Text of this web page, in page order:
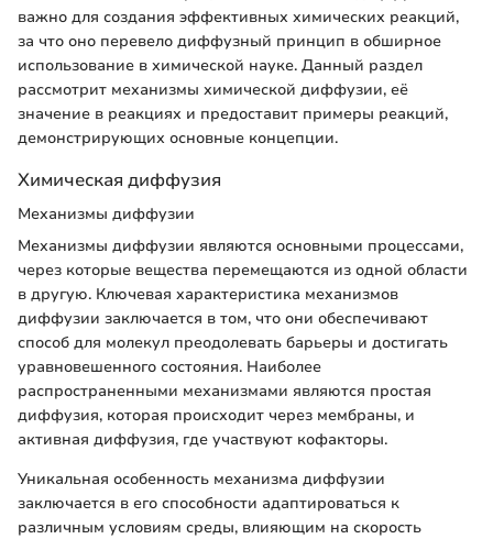
важно для создания эффективных химических реакций,
за что оно перевело диффузный принцип в обширное
использование в химической науке. Данный раздел
рассмотрит механизмы химической диффузии, её
значение в реакциях и предоставит примеры реакций,
демонстрирующих основные концепции.
Химическая диффузия
Механизмы диффузии
Механизмы диффузии являются основными процессами,
через которые вещества перемещаются из одной области
в другую. Ключевая характеристика механизмов
диффузии заключается в том, что они обеспечивают
способ для молекул преодолевать барьеры и достигать
уравновешенного состояния. Наиболее
распространенными механизмами являются простая
диффузия, которая происходит через мембраны, и
активная диффузия, где участвуют кофакторы.
Уникальная особенность механизма диффузии
заключается в его способности адаптироваться к
различным условиям среды, влияющим на скорость